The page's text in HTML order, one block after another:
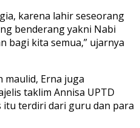
karena lahir seseorang
benderang yakni Nabi
bagi kita semua,” ujarnya
maulid, Erna juga
taklim Annisa UPTD
itu terdiri dari guru dan para